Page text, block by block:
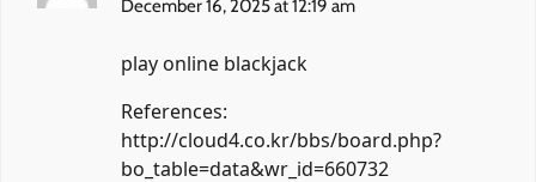
December 16, 2025 at 12:19 am
play online blackjack
References:
http://cloud4.co.kr/bbs/board.php?
bo_table=data&wr_id=660732